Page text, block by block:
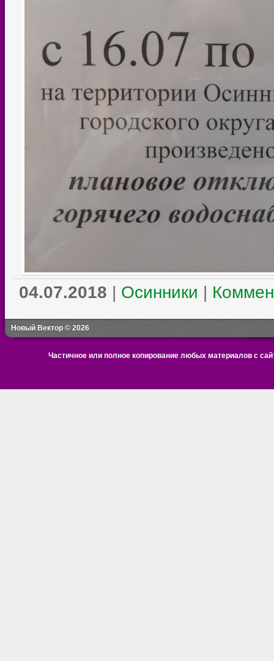
04.07.2018 | Осинники |
Новый Вектор © 2026
Частичное или полное копирование любых материалов с